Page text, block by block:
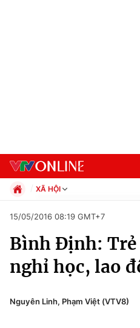
Chuyên mục
Chính trị
Xã hội
XÃ HỘI
Xã hội
Pháp luật
Kinh tế
Thể thao
Văn hóa - Giải trí
15/05/2016 08:19 GMT+7
Bình Định: Trẻ
nghỉ học, lao
Nguyên Linh, Phạm Việt (VTV8)